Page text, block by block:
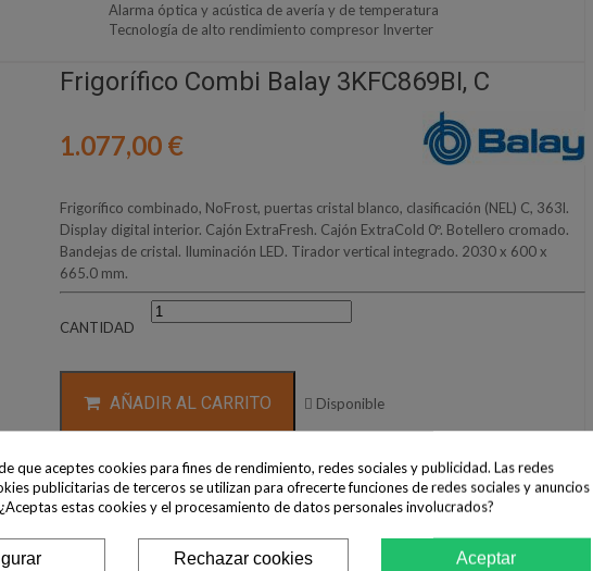
Frigorífico Combi Balay 3KFC869BI, C
1.077,00 €
Frigorífico combinado, NoFrost, puertas cristal blanco, clasificación (NEL) C, 363l.
Display digital interior. Cajón ExtraFresh. Cajón ExtraCold 0º. Botellero cromado.
Bandejas de cristal. Iluminación LED. Tirador vertical integrado. 2030 x 600 x
665.0 mm.
CANTIDAD
AÑADIR AL CARRITO  Disponible
Compartir Tweet
Alarma óptica y acústica de avería y de temperatura
Tecnología de alto rendimiento compresor Inverter
que aceptes cookies para fines de rendimiento, redes sociales y publicidad. Las redes
publicitarias de terceros se utilizan para ofrecerte funciones de redes sociales y anuncios
estas cookies y el procesamiento de datos personales involucrados?
Aceptar
Rechazar cookies